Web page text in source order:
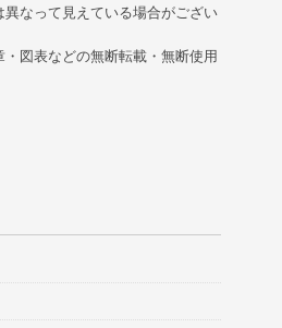
なって見えている場合がござい
図表などの無断転載・無断使用